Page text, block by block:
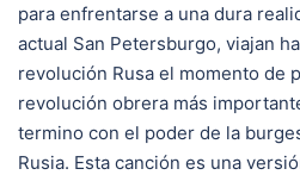
para enfrentarse a una dura
actual San Petersburgo, viajan
revolución Rusa el momento de
revolución obrera más
termino con el poder de la
Rusia. Esta canción es una